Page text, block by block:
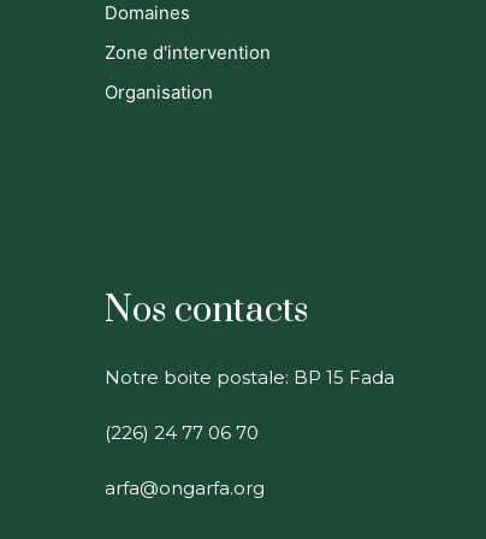
Domaines
Zone d'intervention
Organisation
Nos contacts
Notre boite postale: BP 15 Fada
(226) 24 77 06 70
arfa@ongarfa.org